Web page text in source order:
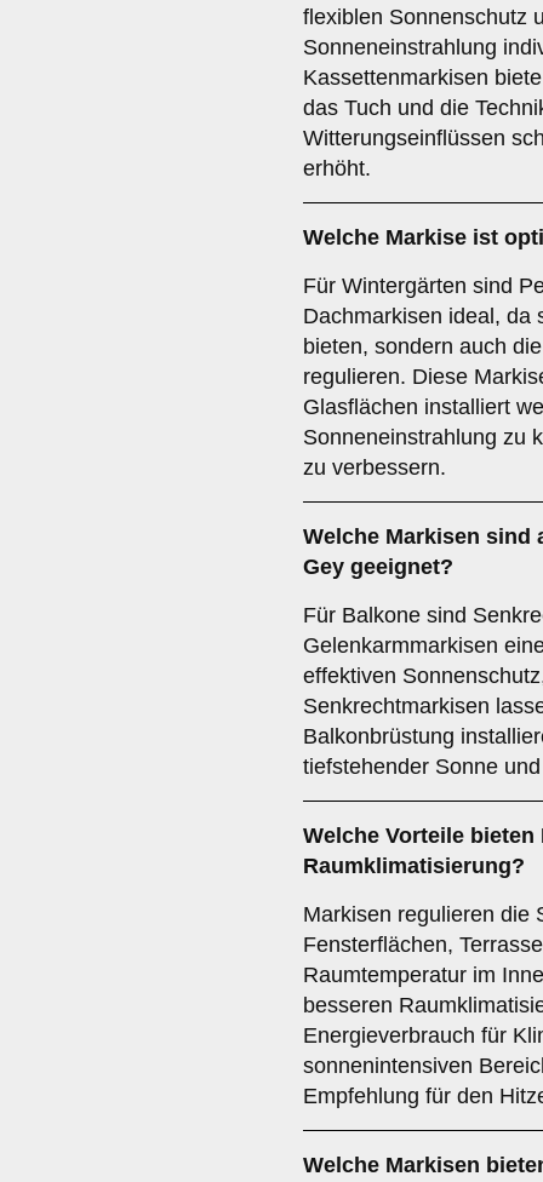
flexiblen Sonnenschutz
Sonneneinstrahlung
Kassettenmarkisen
das Tuch und die
Witterungseinflüssen
erhöht.
Welche Markise ist
Für Wintergärten sind
Dachmarkisen ideal, da
bieten, sondern auch
regulieren. Diese
Glasflächen installiert
Sonneneinstrahlung zu
zu verbessern.
Welche Markisen sind
Gey geeignet?
Für Balkone sind
Gelenkarmmarkisen
effektiven
Senkrechtmarkisen
Balkonbrüstung
tiefstehender Sonne
Welche Vorteile
Raumklimatisierung?
Markisen regulieren die
Fensterflächen,
Raumtemperatur im
besseren
Energieverbrauch für
sonnenintensiven
Empfehlung für den
Welche Markisen